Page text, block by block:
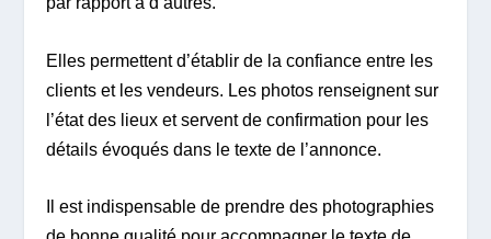
Elles permettent d’établir de la confiance entre les
clients et les vendeurs. Les photos renseignent sur
l’état des lieux et servent de confirmation pour les
détails évoqués dans le texte de l’annonce.
Il est indispensable de prendre des photographies